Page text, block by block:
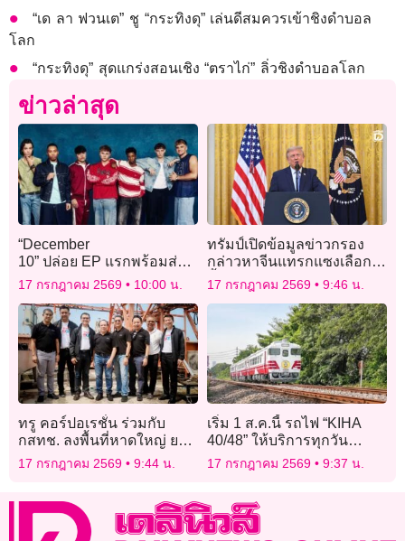
“เด ลา ฟวนเต” ชู “กระทิงดุ” เล่นดีสมควรเข้าชิงดำบอล
โลก
“กระทิงดุ” สุดแกร่งสอนเชิง “ตราไก่” ลิ่วชิงดำบอลโลก
ข่าวล่าสุด
“December
10” ปล่อย EP แรกพร้อมส่ง
เพลงใหม่ “Us Against The
World” เอาใจแฟนๆ
17 กรกฎาคม 2569 10:00 น.
ทรัมป์เปิดข้อมูลข่าวกรอง
กล่าวหาจีนแทรกแซงเลือก
ตั้งผู้นำสหรัฐปี 2563
17 กรกฎาคม 2569 9:46 น.
ทรู คอร์ปอเรชั่น ร่วมกับ
กสทช. ลงพื้นที่หาดใหญ่ ยก
ระดับความพร้อมโครงข่าย
สื่อสารรับมือภัยพิบัติ
17 กรกฎาคม 2569 9:44 น.
เริ่ม 1 ส.ค.นี้ รถไฟ “KIHA
40/48” ให้บริการทุกวัน
“กรุงเทพอภิวัฒน์-อยุธยา” จัด
โปรฯ ตั๋ว 30-50 บาท
17 กรกฎาคม 2569 9:37 น.